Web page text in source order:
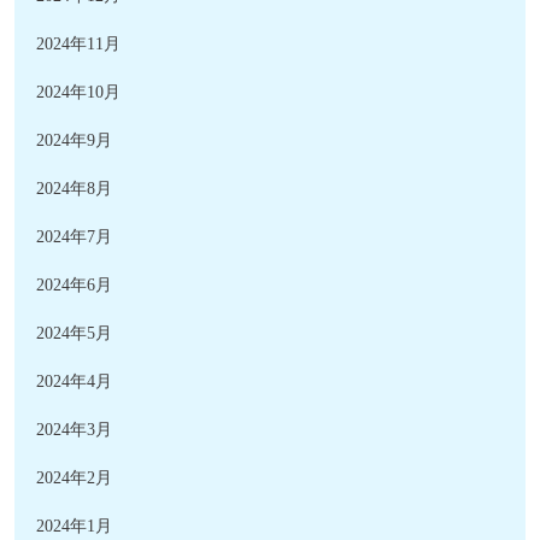
2024年11月
2024年10月
2024年9月
2024年8月
2024年7月
2024年6月
2024年5月
2024年4月
2024年3月
2024年2月
2024年1月